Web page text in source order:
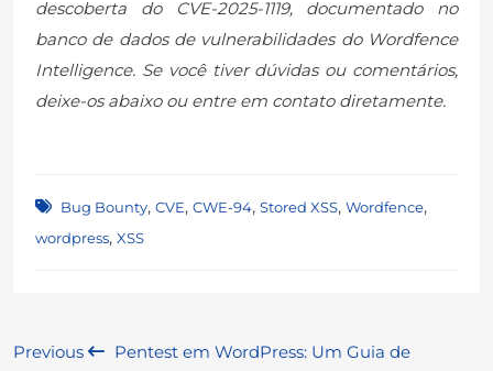
descoberta do CVE-2025-1119, documentado no
banco de dados de vulnerabilidades do Wordfence
Intelligence. Se você tiver dúvidas ou comentários,
deixe-os abaixo ou entre em contato diretamente.
Bug Bounty, CVE, CWE-94, Stored XSS, Wordfence,
wordpress, XSS
Navegação
Previous
Pentest em WordPress: Um Guia de